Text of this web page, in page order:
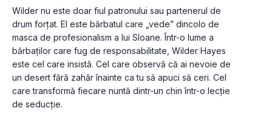
Wilder nu este doar fiul patronului sau partenerul de
drum forțat. El este bărbatul care „vede” dincolo de
masca de profesionalism a lui Sloane. Într-o lume a
bărbaților care fug de responsabilitate, Wilder Hayes
este cel care insistă. Cel care observă că ai nevoie de
un desert fără zahăr înainte ca tu să apuci să ceri. Cel
care transformă fiecare nuntă dintr-un chin într-o lecție
de seducție.